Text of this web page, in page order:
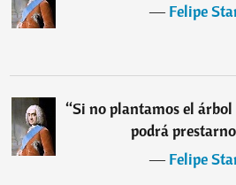
―Felipe
“Si no plantamos el
podrá
―Felipe